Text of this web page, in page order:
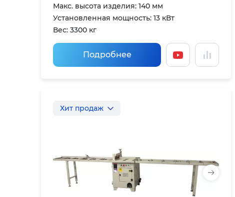
Макс. высота изделия: 140 мм
Установленная мощность: 13 кВт
Вес: 3300 кг
Подробнее
Хит продаж